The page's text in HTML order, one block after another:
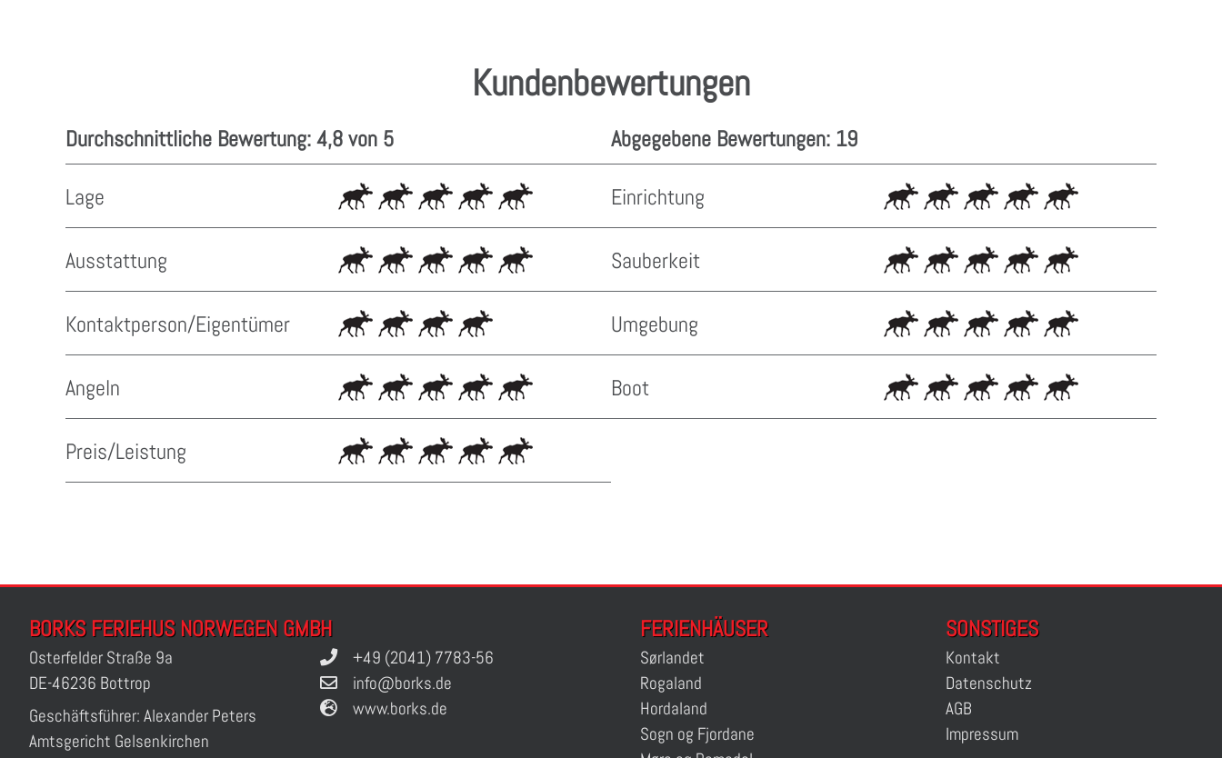
Kundenbewertungen
Durchschnittliche Bewertung: 4,8 von 5 Abgegebene Bewertungen: 19
Lage Einrichtung
Ausstattung Sauberkeit
Kontaktperson/Eigentümer Umgebung
Angeln Boot
Preis/Leistung
BORKS FERIEHUS NORWEGEN GMBH
Osterfelder Straße 9a
DE-46236 Bottrop
Geschäftsführer: Alexander Peters
Amtsgericht Gelsenkirchen
+49 (2041) 7783-56
info@borks.de
www.borks.de
FERIENHÄUSER
Sørlandet
Rogaland
Hordaland
Sogn og Fjordane
SONSTIGES
Kontakt
Datenschutz
AGB
Impressum